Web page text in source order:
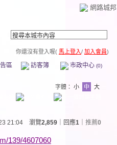
網路城邦
你還沒有登入喔( 馬上登入/ 加入會員)
區 訪客簿 市政中心 (0)
字體： 小 中
大
21:04 瀏覽2,859 ｜回應1 推薦0
139/4607060